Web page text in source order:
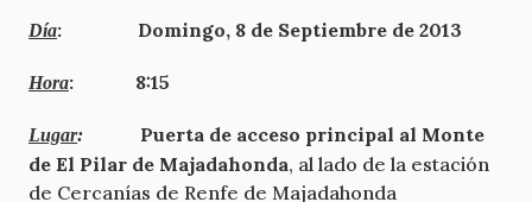
Día: Domingo, 8 de Septiembre de 2013
Hora: 8:15
Lugar:
Puerta de acceso principal al Monte
de El Pilar de Majadahonda, al lado de la estación
de Cercanías de Renfe de Majadahonda